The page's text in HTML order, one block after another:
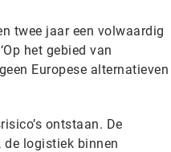
twee jaar een volwaardig
het gebied van
Europese alternatieven
ontstaan. De
logistiek binnen